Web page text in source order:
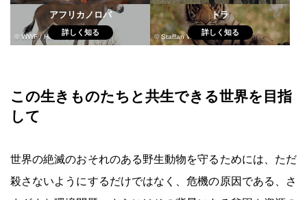
© WWF / Helmut Diller
アフリカノロバ
詳しく知る
© Staffan Widstrand / WWF
トラ
詳しく知る
この生きものたちと共生できる世界を目指
して
世界の絶滅のおそれのある野生動物を守るためには、ただ
殺さないようにするだけではなく、危機の原因である、さ